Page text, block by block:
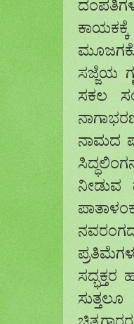
ಸಜ್ಜೆಯ
ಸಕಲ
ನಾಮದ